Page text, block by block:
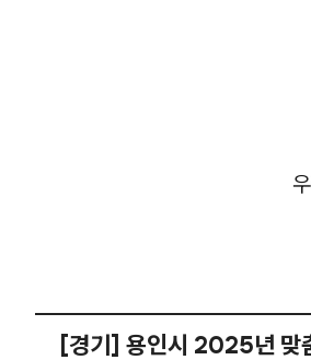
[경기] 용인시 2025년 맞